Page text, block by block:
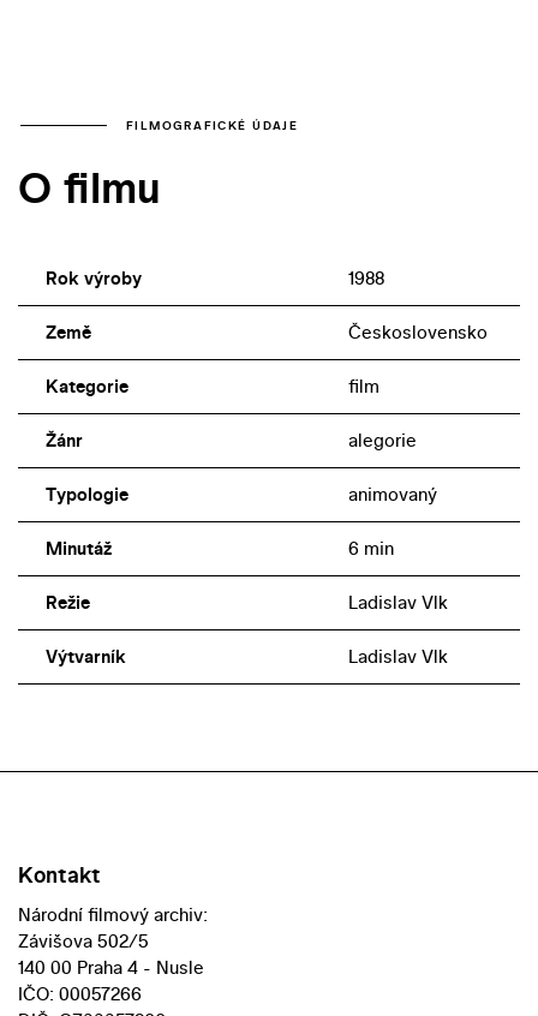
FILMOGRAFICKÉ ÚDAJE
O filmu
Rok výroby 1988
Země Československo
Kategorie film
Žánr alegorie
Typologie animovaný
Minutáž 6 min
Režie Ladislav Vlk
Výtvarník Ladislav Vlk
Kontakt
Národní filmový archiv:
Závišova 502/5
140 00 Praha 4 - Nusle
IČO: 00057266